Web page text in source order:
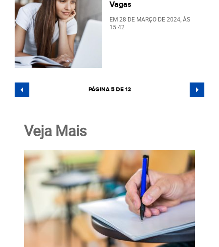
Vagas
EM28 DE MARÇO DE 2024 , ÀS
15:42
PÁGINA 5 DE 12
Veja Mais